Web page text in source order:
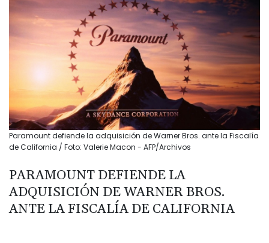
Paramount defiende la adquisición de Warner Bros. ante la Fiscalía
de California / Foto: Valerie Macon - AFP/Archivos
PARAMOUNT DEFIENDE LA
ADQUISICIÓN DE WARNER BROS.
ANTE LA FISCALÍA DE CALIFORNIA